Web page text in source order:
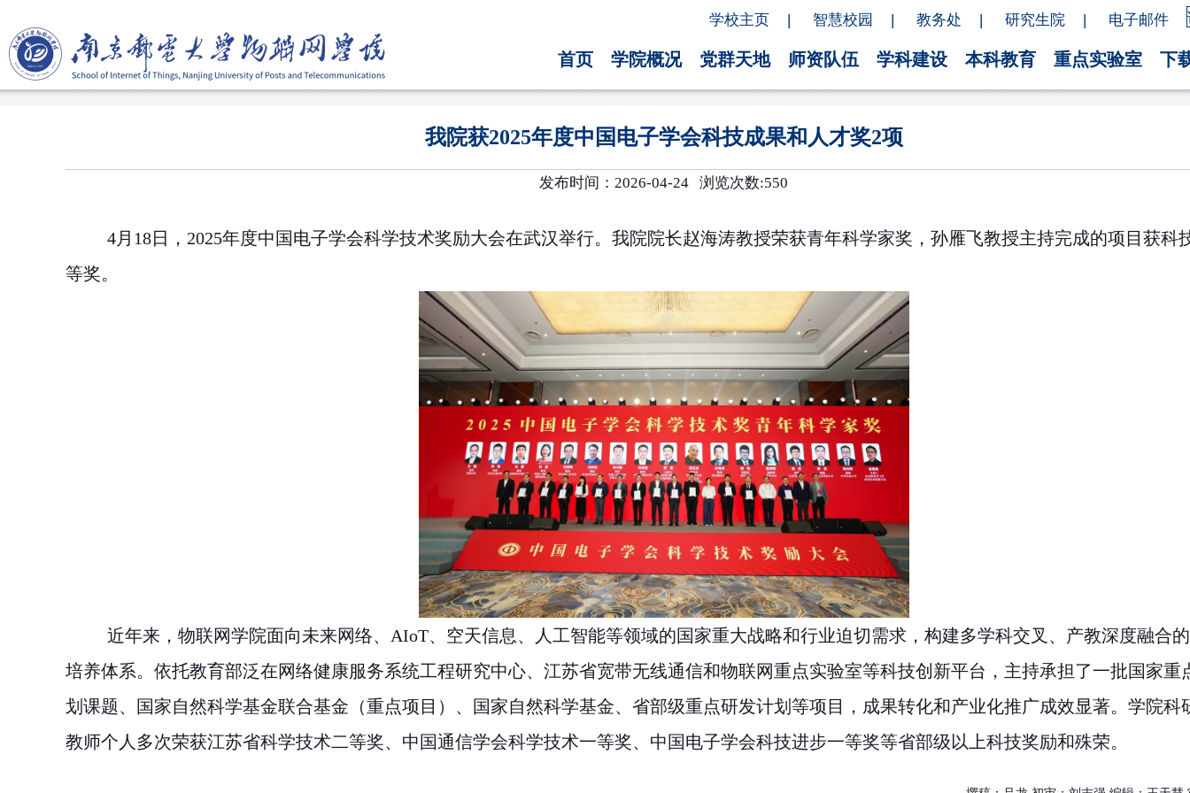
学校主页 | 智慧校园 | 教务处 | 研究生院 | 电子邮件
首页 学院概况 党群天地 师资队伍 学科建设 本科教育 重点实验室 下
我院获2025年度中国电子学会科技成果和人才奖2项
发布时间：2026-04-24 浏览次数:550
4月 18日， 2025年度中国电子学会科学技术奖励大会在武汉举行。我院院长赵海涛教授荣获青年科学家奖，孙雁飞教授主持完成的项目获科
等奖。
近年来，物联网学院面向未来网络、 AIoT、空天信息、人工智能等领域的国家重大战略和行业迫切需求，构建多学科交叉、产教深度融合
培养体系。依托教育部泛在网络健康服务系统工程研究中心、江苏省宽带无线通信和物联网重点实验室等科技创新平台，主持承担了一批国家重
划课题、国家自然科学基金联合基金（重点项目）、国家自然科学基金、省部级重点研发计划等项目，成果转化和产业化推广成效显著。学院科
教师个人多次荣获江苏省科学技术二等奖、中国通信学会科学技术一等奖、中国电子学会科技进步一等奖等省部级以上科技奖励和殊荣。